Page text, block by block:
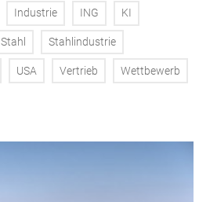
Industrie ING KI
Stahl Stahlindustrie
USA Vertrieb Wettbewerb